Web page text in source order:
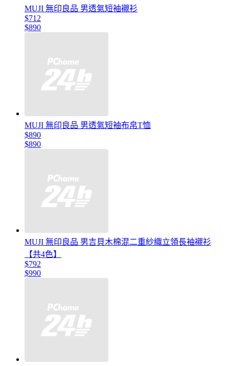
MUJI 無印良品 男透氣短袖襯衫
$712
$890
MUJI 無印良品 男透氣短袖布帛T恤
$890
$890
MUJI 無印良品 男吉貝木棉混二重紗織立領長袖襯衫
【共4色】
$792
$990